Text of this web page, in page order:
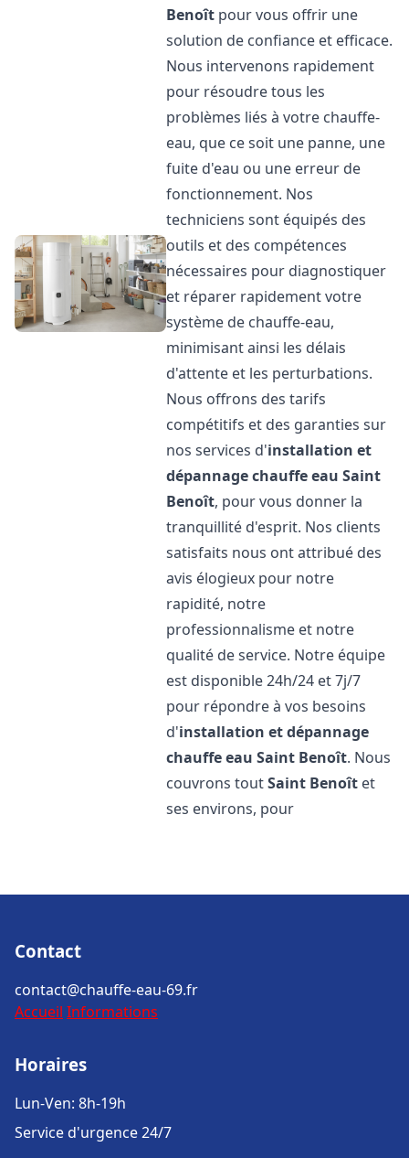
Benoît pour vous offrir une
solution de confiance et efficace.
Nous intervenons rapidement
pour résoudre tous les
problèmes liés à votre chauffe-
eau, que ce soit une panne, une
fuite d'eau ou une erreur de
fonctionnement. Nos
techniciens sont équipés des
outils et des compétences
nécessaires pour diagnostiquer
et réparer rapidement votre
système de chauffe-eau,
minimisant ainsi les délais
d'attente et les perturbations.
Nous offrons des tarifs
compétitifs et des garanties sur
nos services d'installation et
dépannage chauffe eau Saint
Benoît, pour vous donner la
tranquillité d'esprit. Nos clients
satisfaits nous ont attribué des
avis élogieux pour notre
rapidité, notre
professionnalisme et notre
qualité de service. Notre équipe
est disponible 24h/24 et 7j/7
pour répondre à vos besoins
d'installation et dépannage
chauffe eau Saint Benoît. Nous
couvrons toutSaint Benoît et
ses environs, pour
Contact
contact@chauffe-eau-69.fr
Accueil Informations
Horaires
Lun-Ven: 8h-19h
Service d'urgence 24/7